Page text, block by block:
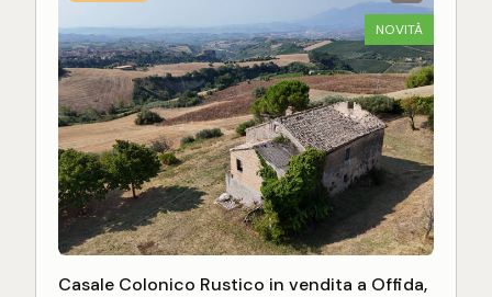
NOVITÀ
Casale Colonico Rustico in vendita a Offida,